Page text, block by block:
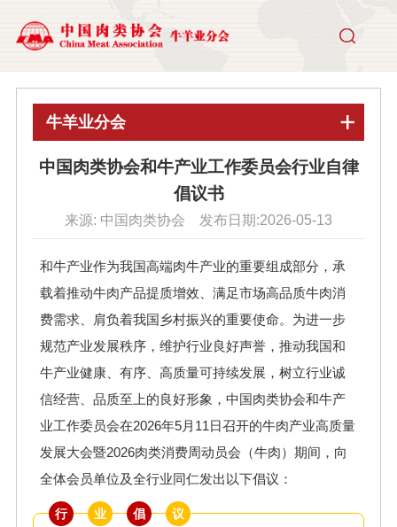
牛羊业分会
中国肉类协会和牛产业工作委员会行业自律
倡议书
来源: 中国肉类协会 发布日期:2026-05-13
和牛产业作为我国高端肉牛产业的重要组成部分，承
载着推动牛肉产品提质增效、满足市场高品质牛肉消
费需求、肩负着我国乡村振兴的重要使命。为进一步
规范产业发展秩序，维护行业良好声誉，推动我国和
牛产业健康、有序、高质量可持续发展，树立行业诚
信经营、品质至上的良好形象，中国肉类协会和牛产
业工作委员会在2026年5月11日召开的牛肉产业高质量
发展大会暨2026肉类消费周动员会（牛肉）期间， 向
全体会员单位及全行业同仁发出以下倡议：
行 业 倡 议